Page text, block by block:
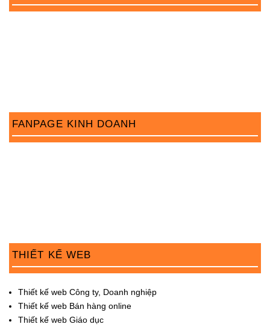
FANPAGE KINH DOANH
THIẾT KẾ WEB
Thiết kế web Công ty, Doanh nghiệp
Thiết kế web Bán hàng online
Thiết kế web Giáo dục